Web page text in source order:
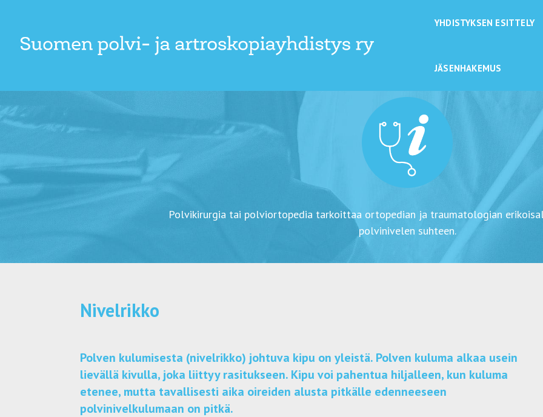
YHDISTYKSEN ESITTELY
JÄSENHAKEMUS
Polvikirurgia tai polviortopedia tarkoittaa ortopedian ja traumatologian
polvinivelen suhteen.
Nivelrikko
Polven kulumisesta (nivelrikko) johtuva kipu on yleistä. Polven kuluma alkaa usein
lievällä kivulla, joka liittyy rasitukseen. Kipu voi pahentua hiljalleen, kun kuluma
etenee, mutta tavallisesti aika oireiden alusta pitkälle edenneeseen
polvinivelkulumaan on pitkä.